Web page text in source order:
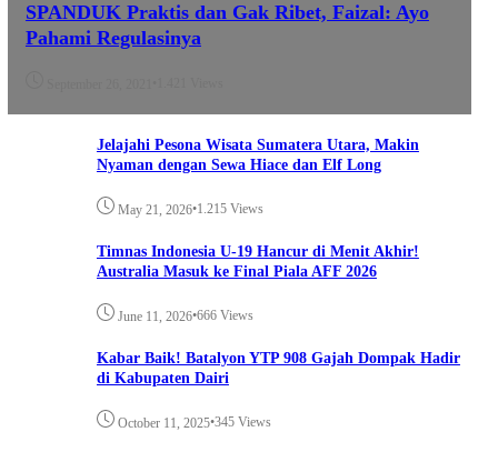
SPANDUK Praktis dan Gak Ribet, Faizal: Ayo
Pahami Regulasinya
Jelajahi Pesona Wisata Sumatera Utara, Makin
Nyaman dengan Sewa Hiace dan Elf Long
May 21, 2026•1.215 Views
Timnas Indonesia U-19 Hancur di Menit Akhir!
Australia Masuk ke Final Piala AFF 2026
June 11, 2026•666 Views
Kabar Baik! Batalyon YTP 908 Gajah Dompak Hadir
di Kabupaten Dairi
October 11, 2025•345 Views